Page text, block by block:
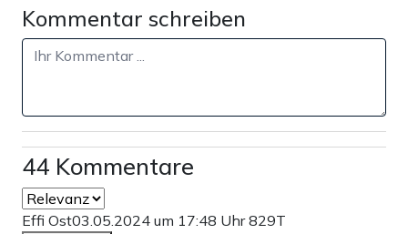
Kommentar schreiben
44 Kommentare
Effi Ost03.05.2024 um 17:48 Uhr829T